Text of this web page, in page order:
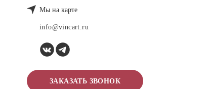
Мы на карте
info@vincart.ru
ЗАКАЗАТЬ ЗВОНОК